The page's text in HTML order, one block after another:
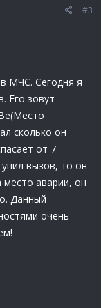
#3
МЧС. Сегодня я
Его зовут
сколько он
от 7
вызов, то он
место аварии, он
Данный
очень